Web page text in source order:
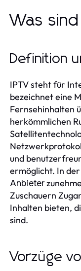
Was
Definition
IPTV steht für
bezeichnet eine
Fernsehinhalten
herkömmlichen
und
ermöglicht. In
Anbieter
Zuschauern
Inhalten bieten,
sind.
Vorzüge